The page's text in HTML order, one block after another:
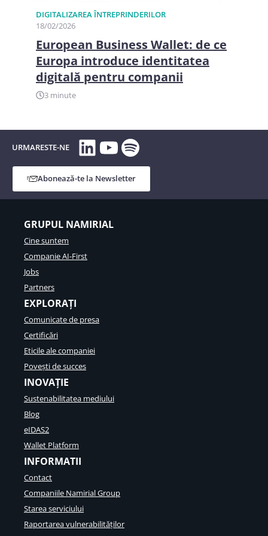
DIGITALIZAREA ÎNTREPRINDERILOR
18/02/2026
European Business Wallet: de ce
Europa introduce identitatea
digitală pentru companii
3 minute
URMARESTE-NE LinkedIn
YouTube
Spotify
Abonează-te la Newsletter
GRUPUL NAMIRIAL
Cine suntem
Companie AI-First
Jobs
Partners
EXPLORAȚI
Comunicate de presa
Certificări
Eticile ale companiei
Povești de succes
INOVAȚIE
Sustenabilitatea mediului
Blog
eIDAS2
Wallet Platform
INFORMATII
Contact
Companiile Namirial Group
Starea serviciului
Raportarea vulnerabilităților